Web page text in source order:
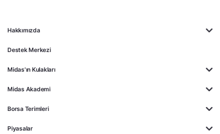
Hakkımızda
Destek Merkezi
Midas'ın Kulakları
Midas Akademi
Borsa Terimleri
Piyasalar